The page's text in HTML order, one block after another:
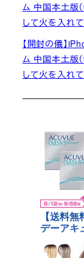
ム 中国本土版
して火を入れ
【開封の儀】
ム 中国本土版
して火を入れ